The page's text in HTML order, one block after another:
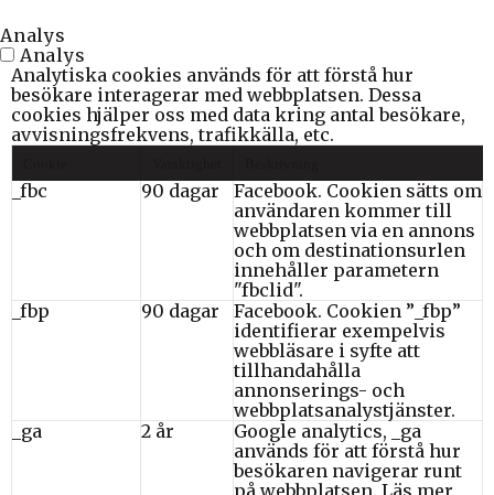
Analys
Analys
Analytiska cookies används för att förstå hur
besökare interagerar med webbplatsen. Dessa
cookies hjälper oss med data kring antal besökare,
avvisningsfrekvens, trafikkälla, etc.
_fbc 90 dagar
Facebook. Cookien sätts om
användaren kommer till
webbplatsen via en annons
och om destinationsurlen
innehåller parametern
"fbclid".
_fbp
90 dagar
Facebook. Cookien ”_fbp”
identifierar exempelvis
webbläsare i syfte att
tillhandahålla
annonserings- och
webbplatsanalystjänster.
_ga
2 år
Google analytics, _ga
används för att förstå hur
besökaren navigerar runt
på webbplatsen. Läs mer